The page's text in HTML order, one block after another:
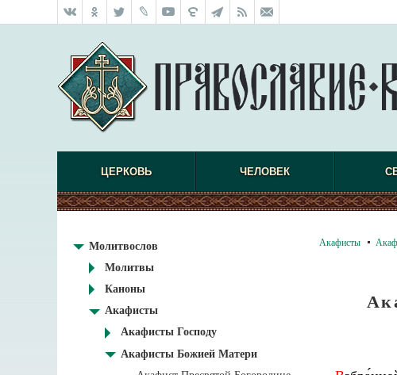
ЦЕРКОВЬ ЧЕЛОВЕК
Акафисты
Молитвослов
Молитвы
Каноны
Акафисты
Акафисты Господу
Акафисты Божией Матери